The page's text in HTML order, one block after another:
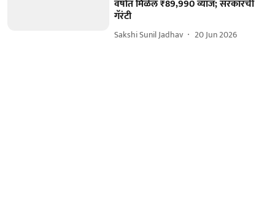
वर्षात मिळेल ₹89,990 व्याज; सरकारची
गॅरंटी
Sakshi Sunil Jadhav 20 Jun 2026